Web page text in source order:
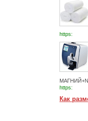
https:
https:
Как